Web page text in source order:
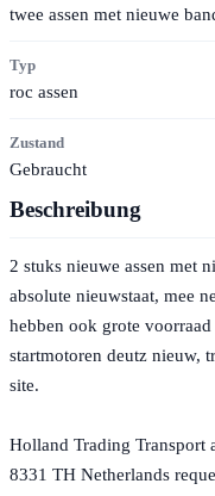
twee assen met nieuwe
Typ
roc assen
Zustand
Gebraucht
Beschreibung
2 stuks nieuwe assen met
absolute nieuwstaat, mee
hebben ook grote
startmotoren deutz nieuw,
site.
Holland Trading Transport
8331 TH Netherlands